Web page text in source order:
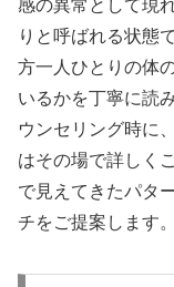
感の異常として現
りと呼ばれる状態
方一人ひとりの体
いるかを丁寧に読
ウンセリング時に
はその場で詳しく
で見えてきたパタ
チをご提案します。